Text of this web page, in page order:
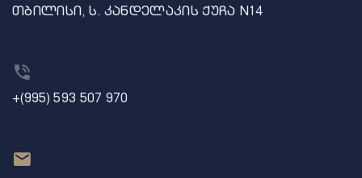
თბილისი, ს. კანდელაკის ქუჩა N14
+(995) 593 507 970